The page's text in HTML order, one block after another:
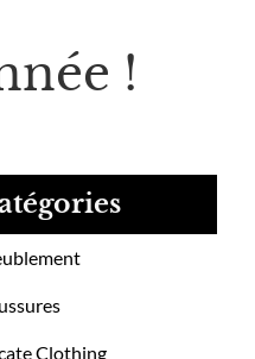
!
Clothing